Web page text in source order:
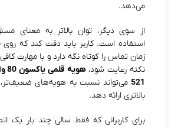
می‌دهد.
از سوی دیگر، توان بالاتر به معنای
استفاده است. کاربر باید دقت کند که
زمان تماس را کوتاه نگه دارد و با مهارت
نکته رعایت شود،
521 می‌تواند نسبت به هویه‌های
بالاتری ارائه دهد.
برای کاربرانی که فقط سالی چند بار یک